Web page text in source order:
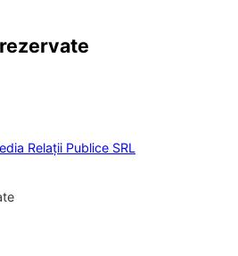
Relații Publice SRL